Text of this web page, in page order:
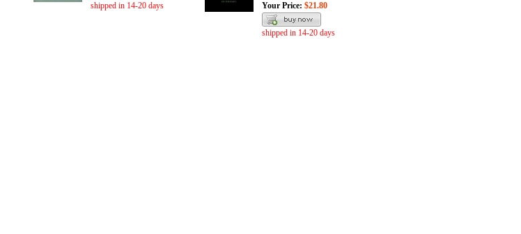
shipped in 14-20 days
Your Price: $21.80
shipped in 14-20 days